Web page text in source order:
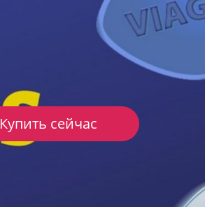
Купить сейчас